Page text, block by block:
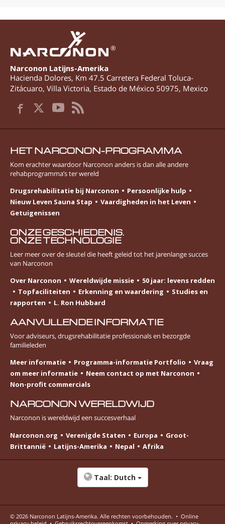
®
Narconon Latijns-Amerika
Hacienda Dolores, Km 47.5 Carretera Federal Toluca-
Zitácuaro, Villa Victoria, Estado de México 50975, Mexico
HET NARCONON-PROGRAMMA
Kom erachter waardoor Narconon anders is dan alle andere
rehabprogramma’s ter wereld
Drugsrehabilitatie bij Narconon
Persoonlijke hulp
Nieuw Leven Sauna Stap
Vaardigheden in het Leven
Getuigenissen
ONZE GESCHIEDENIS.
ONZE TECHNOLOGIE
Leer meer over de sleutel die heeft geleid tot het jarenlange succes
van Narconon
Over Narconon
Wereldwijde missie
50 jaar: levens redden
Topfaciliteiten
Erkenning en waardering
Studies en
rapporten
L. Ron Hubbard
AANVULLENDE INFORMATIE
Voor adviseurs, drugsrehabilitatie professionals en bezorgde
familieleden
Meer informatie
Programma-informatie Portfolio
Vraag
om meer informatie
Neem contact op met Narconon
Non-profit commercials
NARCONON WERELDWIJD
Narconon is wereldwijd een succesverhaal
Narconon.org
Verenigde Staten Europa
Groot-
Brittannië
Latijns-Amerika Nepal Afrika
Taal: Dutch
© 2026 Narconon Latijns-Amerika. Alle rechten voorbehouden. • Online